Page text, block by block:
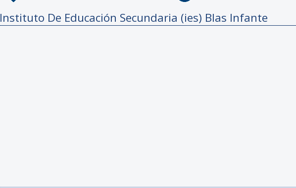
Instituto De Educación Secundaria (ies) Blas Infante